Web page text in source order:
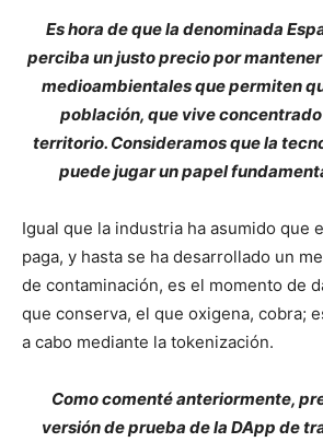
Es hora de que la denominada
perciba un justo precio por
medioambientales que permiten
población, que vive concentrado
territorio. Consideramos que la
puede jugar un papel
Igual que la industria ha asumido que
paga, y hasta se ha desarrollado un
de contaminación, es el momento de
que conserva, el que oxigena, cobra;
a cabo mediante la tokenización.
Como comenté anteriormente,
versión de prueba de la DApp de